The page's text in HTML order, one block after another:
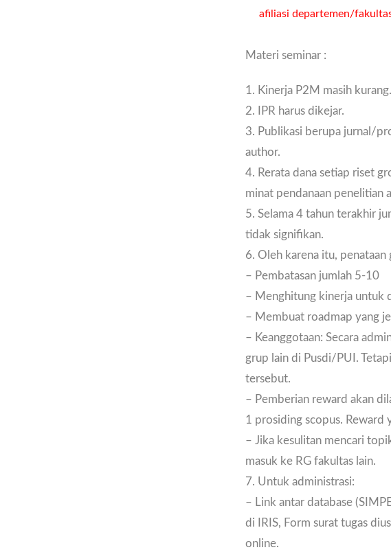
afiliasi departemen/
Materi seminar :
1. Kinerja P2M masih kurang.
2. IPR harus dikejar.
3. Publikasi berupa jurnal/
author.
4. Rerata dana setiap riset
minat pendanaan penelitian
5. Selama 4 tahun terakhir
tidak signifikan.
6. Oleh karena itu,
– Pembatasan jumlah 5-10
– Menghitung kinerja untuk
– Membuat roadmap yang
– Keanggotaan: Secara
grup lain di Pusdi/PUI.
tersebut.
– Pemberian reward akan
1 prosiding scopus. Reward
– Jika kesulitan mencari
masuk ke RG fakultas lain.
7. Untuk administrasi:
– Link antar database
di IRIS, Form surat tugas
online.